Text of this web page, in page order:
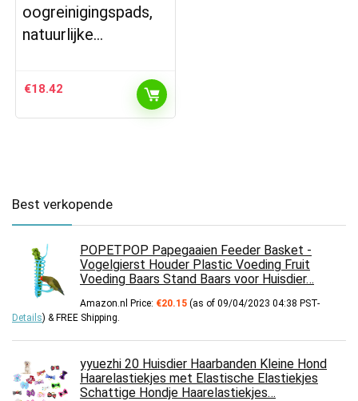
oogreinigingspads,
natuurlijke…
€18.42
Best verkopende
POPETPOP Papegaaien Feeder Basket -
Vogelgierst Houder Plastic Voeding Fruit
Voeding Baars Stand Baars voor Huisdier…
Amazon.nl Price: €20.15 (as of 09/04/2023 04:38 PST-
Details) & FREE Shipping.
yyuezhi 20 Huisdier Haarbanden Kleine Hond
Haarelastiekjes met Elastische Elastiekjes
Schattige Hondje Haarelastiekjes…